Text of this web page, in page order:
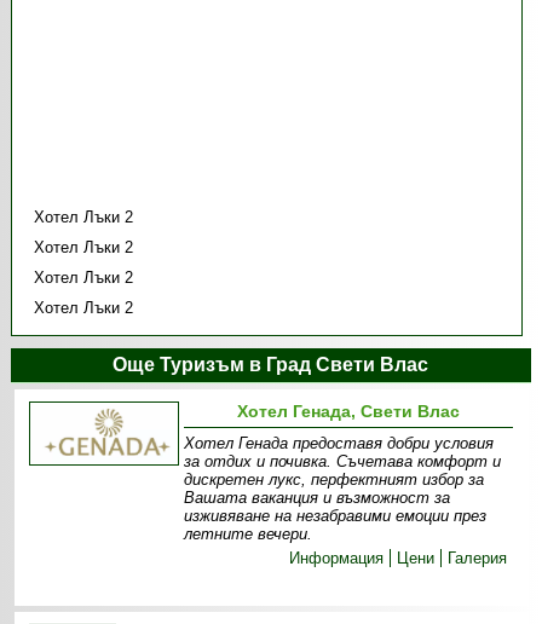
Хотел Лъки 2
Хотел Лъки 2
Хотел Лъки 2
Хотел Лъки 2
Още Туризъм в Град Свети Влас
Хотел Генада, Свети Влас
Хотел Генада предоставя добри условия
за отдих и почивка. Съчетава комфорт и
дискретен лукс, перфектният избор за
Вашата ваканция и възможност за
изживяване на незабравими емоции през
летните вечери.
Информация
Цени Галерия